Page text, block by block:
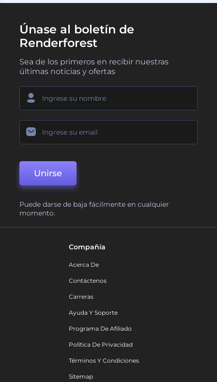
Únase al boletín de
Renderforest
Sea de los primeros en recibir nuestras
últimas noticias y ofertas
Unirse
Puede darse de baja fácilmente en cualquier
momento.
Compañía
Acerca De
Contáctenos
Carreras
Ayuda Y Soporte
Programa De Afiliado
Política De Privacidad
Términos Y Condiciones
Sitemap